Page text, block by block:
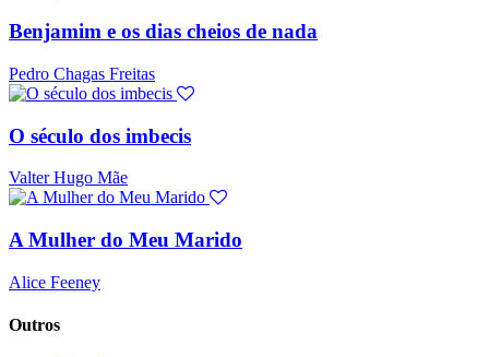
Benjamim e os dias cheios de nada
Pedro Chagas Freitas
O século dos imbecis
Valter Hugo Mãe
A Mulher do Meu Marido
Alice Feeney
Outros